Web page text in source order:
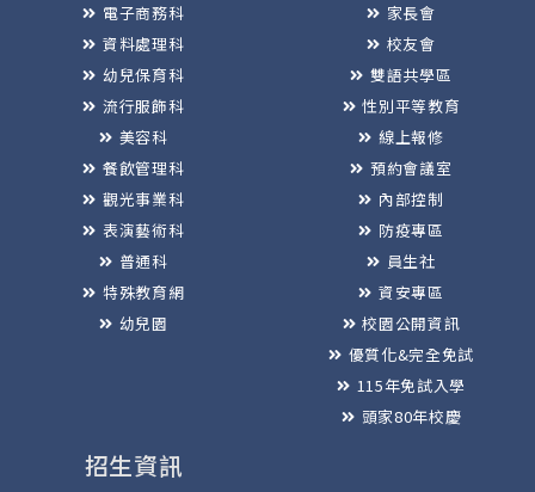
電子商務科
資料處理科
幼兒保育科
流行服飾科
美容科
餐飲管理科
觀光事業科
表演藝術科
普通科
特殊教育網
幼兒園
家長會
校友會
雙語共學區
性別平等教育
線上報修
預約會議室
內部控制
防疫專區
員生社
資安專區
校園公開資訊
優質化&完全免試
115年免試入學
頭家80年校慶
招生資訊